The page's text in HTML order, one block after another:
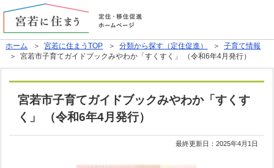
ホーム ＞宮若に住まうTOP ＞分類から探す（定住促進） ＞子育て情報
＞ 宮若市子育てガイドブックみやわか「すくすく」 （令和6年4月発行）
宮若市子育てガイドブックみやわか「すくす
く」 （令和6年4月発行）
最終更新日：2025年4月1日